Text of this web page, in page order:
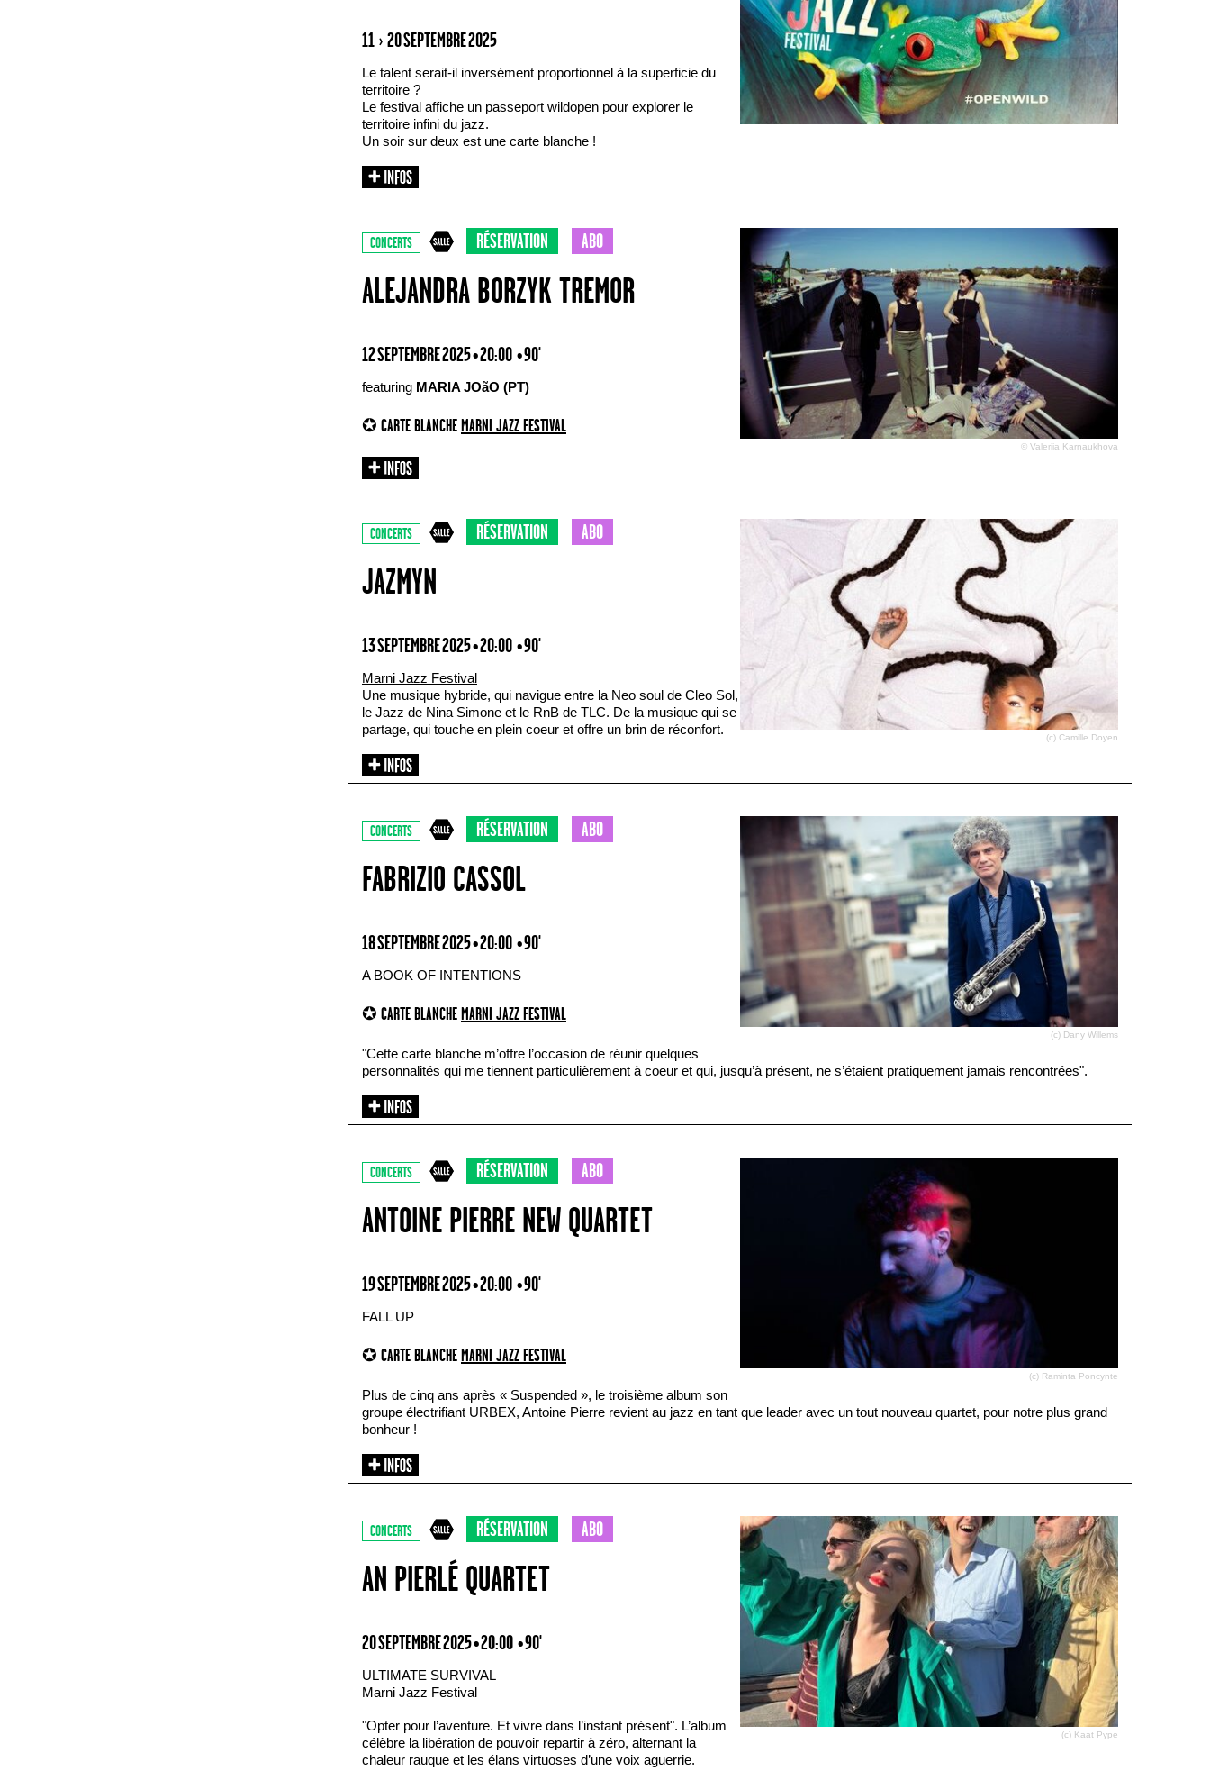
11 › 20 SEPTEMBRE 2025
Le talent serait-il inversément proportionnel à la superficie du
territoire ?
Le festival affiche un passeport wildopen pour explorer le
territoire infini du jazz.
Un soir sur deux est une carte blanche !
© Valeriia Karnaukhova
CONCERTS RÉSERVATION ABO
ALEJANDRA BORZYK TREMOR
12 SEPTEMBRE 2025 • 20:00 • 90'
featuring MARIA JOãO (PT)
✪ CARTE BLANCHE MARNI JAZZ FESTIVAL
(c) Camille Doyen
CONCERTS RÉSERVATION ABO
JAZMYN
13 SEPTEMBRE 2025 • 20:00 • 90'
Marni Jazz Festival
Une musique hybride, qui navigue entre la Neo soul de Cleo Sol,
le Jazz de Nina Simone et le RnB de TLC. De la musique qui se
partage, qui touche en plein coeur et offre un brin de réconfort.
(c) Dany Willems
CONCERTS RÉSERVATION ABO
FABRIZIO CASSOL
18 SEPTEMBRE 2025 • 20:00 • 90'
A BOOK OF INTENTIONS
✪ CARTE BLANCHE MARNI JAZZ FESTIVAL
"Cette carte blanche m’offre l’occasion de réunir quelques
personnalités qui me tiennent particulièrement à coeur et qui, jusqu’à présent, ne s’étaient pratiquement jamais rencontrées".
(c) Raminta Poncynte
CONCERTS RÉSERVATION ABO
ANTOINE PIERRE NEW QUARTET
19 SEPTEMBRE 2025 • 20:00 • 90'
FALL UP
✪ CARTE BLANCHE MARNI JAZZ FESTIVAL
Plus de cinq ans après « Suspended », le troisième album son
groupe électrifiant URBEX, Antoine Pierre revient au jazz en tant que leader avec un tout nouveau quartet, pour notre plus grand
bonheur !
(c) Kaat Pype
CONCERTS RÉSERVATION ABO
AN PIERLÉ QUARTET
20 SEPTEMBRE 2025 • 20:00 • 90'
ULTIMATE SURVIVAL
Marni Jazz Festival
"Opter pour l’aventure. Et vivre dans l’instant présent". L’album
célèbre la libération de pouvoir repartir à zéro, alternant la
chaleur rauque et les élans virtuoses d’une voix aguerrie.